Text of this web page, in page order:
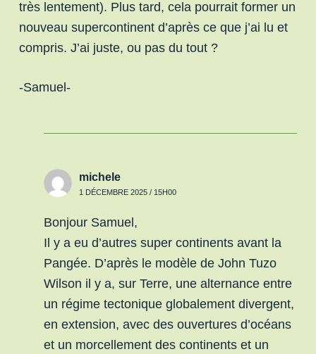
très lentement). Plus tard, cela pourrait former un
nouveau supercontinent d’après ce que j’ai lu et
compris. J’ai juste, ou pas du tout ?
-Samuel-
michele
1 DÉCEMBRE 2025 / 15H00
Bonjour Samuel,
Il y a eu d’autres super continents avant la
Pangée. D’après le modèle de John Tuzo
Wilson il y a, sur Terre, une alternance entre
un régime tectonique globalement divergent,
en extension, avec des ouvertures d’océans
et un morcellement des continents et un